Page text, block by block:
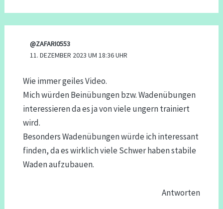
@ZAFARI0553
11. DEZEMBER 2023 UM 18:36 UHR
Wie immer geiles Video.
Mich würden Beinübungen bzw. Wadenübungen
interessieren da es ja von viele ungern trainiert
wird.
Besonders Wadenübungen würde ich interessant
finden, da es wirklich viele Schwer haben stabile
Waden aufzubauen.
Antworten